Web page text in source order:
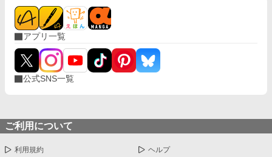
アプリ一覧
公式SNS一覧
ご利用について
利用規約 ヘルプ